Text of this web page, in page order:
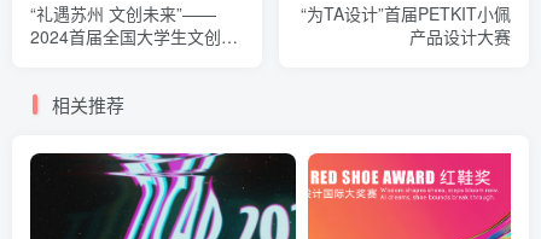
“礼遇苏州 文创未来”——
2024首届全国大学生文创大
“为TA设计”首届PETKIT小佩
产品设计大赛
相关推荐